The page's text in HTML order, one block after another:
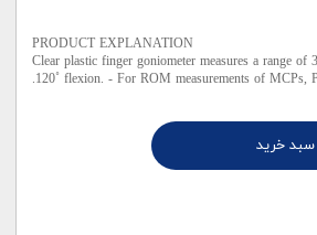
PRODUCT EXPLANATION
- Clear plastic finger goniometer measures a range of
120˚ flexion. - For ROM measurements of MCPs,
سبد خرید